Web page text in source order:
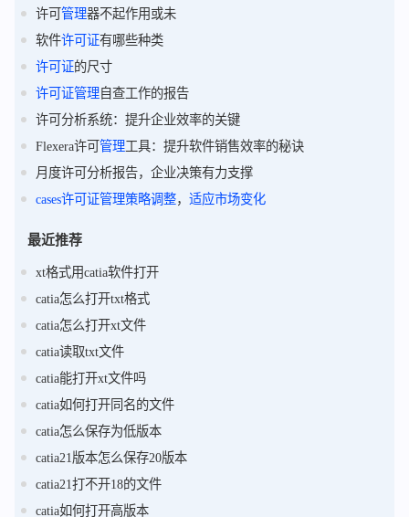
许可管理器不起作用或未
软件许可证有哪些种类
许可证的尺寸
许可证管理自查工作的报告
许可分析系统：提升企业效率的关键
Flexera许可管理工具：提升软件销售效率的秘诀
月度许可分析报告，企业决策有力支撑
cases许可证管理策略调整， 适应市场变化
最近推荐
xt格式用catia软件打开
catia怎么打开txt格式
catia怎么打开xt文件
catia读取txt文件
catia能打开xt文件吗
catia如何打开同名的文件
catia怎么保存为低版本
catia21版本怎么保存20版本
catia21打不开18的文件
catia如何打开高版本